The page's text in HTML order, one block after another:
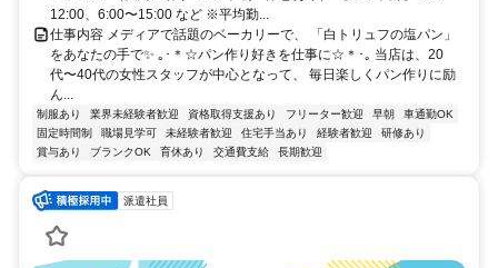
12:00、6:00〜15:00 など ※平均勤...
仕事内容 メディアで話題のベーカリーで、 「白トリュフの塩パン」
をあなたの手で✨ ｡･＊☆パン作り好きを仕事に☆＊･｡ 当店は、20
代〜40代の女性スタッフが中心となって、 毎日楽しくパン作りに励
ん...
制服あり 業界未経験者歓迎 資格取得支援あり フリーター歓迎 早朝
車通勤OK
固定時間制
職場見学可 未経験者歓迎 住宅手当あり 経験者歓迎
研修あり
賞与あり
ブランクOK 育休あり 交通費支給 長期歓迎
派遣社員